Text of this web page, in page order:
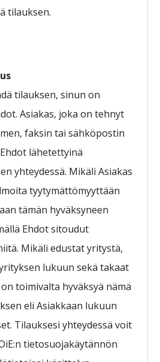
tilauksen.
tilauksen, sinun on
Asiakas, joka on tehnyt
faksin tai sähköpostin
lähetettyinä
yhteydessä. Mikäli Asiakas
tyytymättömyyttään
tämän hyväksyneen
Ehdot sitoudut
Mikäli edustat yritystä,
lukuun sekä takaat
toimivalta hyväksyä nämä
eli Asiakkaan lukuun
Tilauksesi yhteydessä voit
tietosuojakäytännön